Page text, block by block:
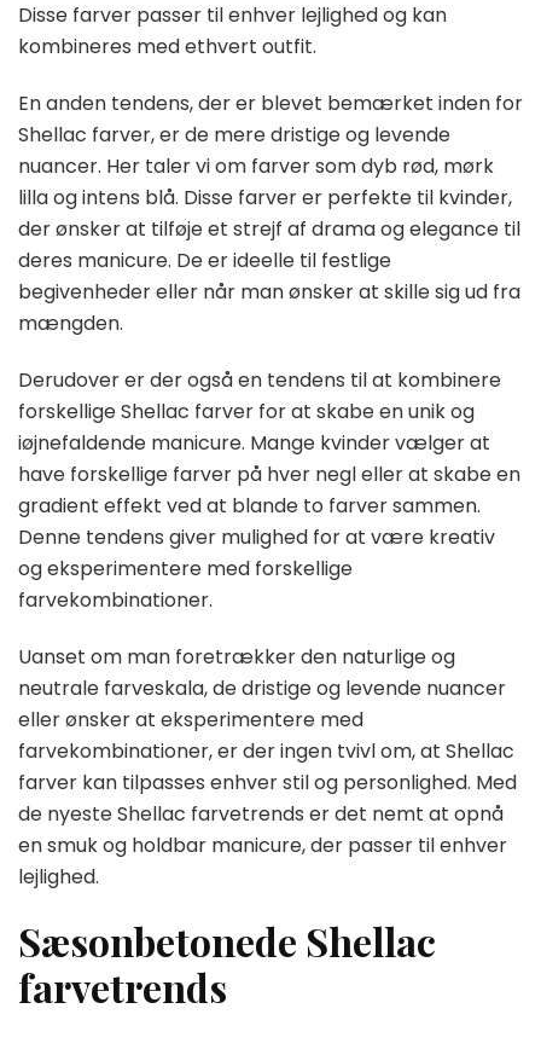
Disse farver passer til enhver lejlighed og kan
kombineres med ethvert outfit.
En anden tendens, der er blevet bemærket inden for
Shellac farver, er de mere dristige og levende
nuancer. Her taler vi om farver som dyb rød, mørk
lilla og intens blå. Disse farver er perfekte til kvinder,
der ønsker at tilføje et strejf af drama og elegance til
deres manicure. De er ideelle til festlige
begivenheder eller når man ønsker at skille sig ud fra
mængden.
Derudover er der også en tendens til at kombinere
forskellige Shellac farver for at skabe en unik og
iøjnefaldende manicure. Mange kvinder vælger at
have forskellige farver på hver negl eller at skabe en
gradient effekt ved at blande to farver sammen.
Denne tendens giver mulighed for at være kreativ
og eksperimentere med forskellige
farvekombinationer.
Uanset om man foretrækker den naturlige og
neutrale farveskala, de dristige og levende nuancer
eller ønsker at eksperimentere med
farvekombinationer, er der ingen tvivl om, at Shellac
farver kan tilpasses enhver stil og personlighed. Med
de nyeste Shellac farvetrends er det nemt at opnå
en smuk og holdbar manicure, der passer til enhver
lejlighed.
Sæsonbetonede Shellac
farvetrends